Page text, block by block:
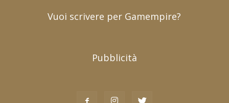
Vuoi scrivere per Gamempire?
Pubblicità